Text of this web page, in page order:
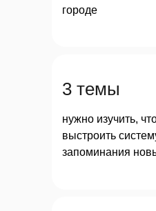
городе
нужно изучить,
выстроить
запоминания
3 темы